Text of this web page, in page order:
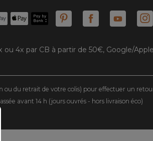
ou 4x par CB à partir de 50€, Google/Apple
ou du retrait de votre colis) pour effectuer un
avant 14 h (jours ouvrés - hors livraison éco)